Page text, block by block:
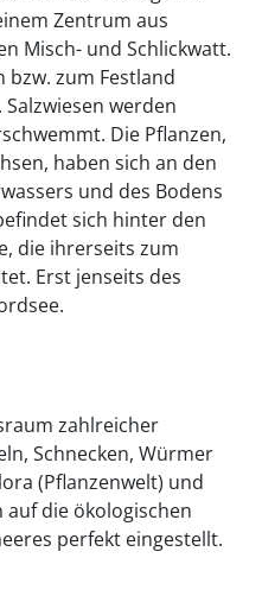
Zentrum aus
Misch- und Schlickwatt.
bzw. zum Festland
werden
Die Pflanzen,
haben sich an den
und des Bodens
sich hinter den
die ihrerseits zum
Erst jenseits des
zahlreicher
Schnecken, Würmer
(Pflanzenwelt) und
auf die ökologischen
perfekt eingestellt.